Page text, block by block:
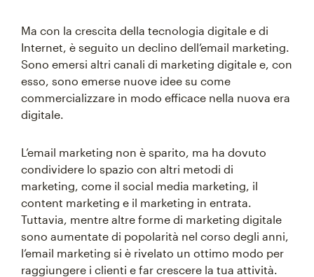
Ma con la crescita della tecnologia digitale e di
Internet, è seguito un declino dell’email marketing.
Sono emersi altri canali di marketing digitale e, con
esso, sono emerse nuove idee su come
commercializzare in modo efficace nella nuova era
digitale.
L’email marketing non è sparito, ma ha dovuto
condividere lo spazio con altri metodi di
marketing, come il social media marketing, il
content marketing e il marketing in entrata.
Tuttavia, mentre altre forme di marketing digitale
sono aumentate di popolarità nel corso degli anni,
l’email marketing si è rivelato un ottimo modo per
raggiungere i clienti e far crescere la tua attività.